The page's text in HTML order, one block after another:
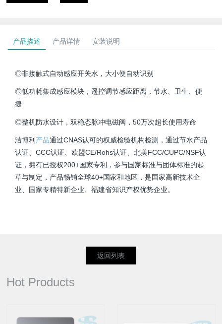
产品描述 产品详情 安装说明
◎非接触式自动感应开关水，大小便自动识别
◎低功耗集成感应模块，遥控调节感应距离，节水、卫生、便
捷
◎整机防水设计，双稳态脉冲电磁阀，50万次超长使用寿命
洁博利 产品通过CNAS认可的权威检验机构检测，通过节水产品
认证、CCC认证、欧盟CE/Rohs认证、北美FCC/CUPC/NSF认
证，拥有已授权200+国家专利，参与国家标准与团体标准的起
草与制定，产品畅销全球40+国家和地区，是国家高新技术企
业、国家专精特新企业、福建省知识产权优势企业。
返回列表
Hot Products